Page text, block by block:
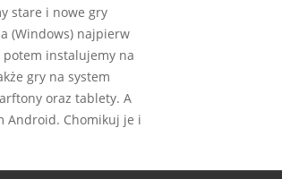
stare i nowe gry
(Windows) najpierw
potem instalujemy na
gry na system
oraz tablety. A
Android. Chomikuj je i